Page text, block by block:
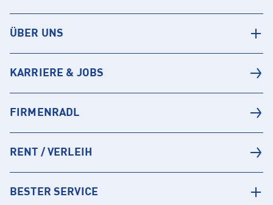
ÜBER UNS
KARRIERE & JOBS
FIRMENRADL
RENT / VERLEIH
BESTER SERVICE